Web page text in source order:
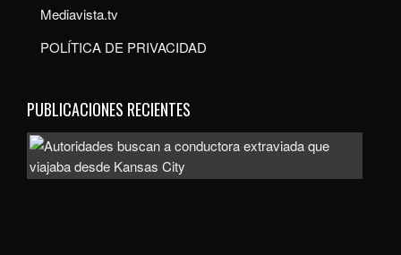
Mediavista.tv
POLÍTICA DE PRIVACIDAD
PUBLICACIONES RECIENTES